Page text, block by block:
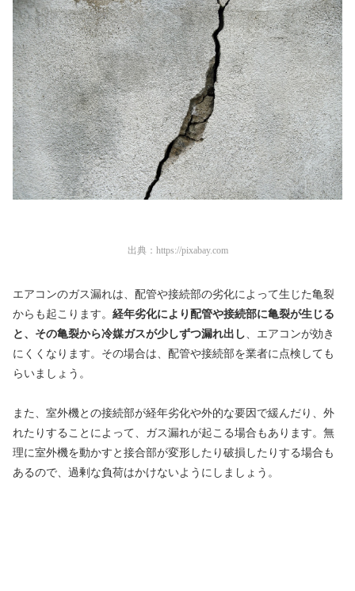
出典： https://pixabay.com
エアコンのガス漏れは、配管や接続部の劣化によって生じた亀裂
からも起こります。 経年劣化により配管や接続部に亀裂が生じる
と、その亀裂から冷媒ガスが少しずつ漏れ出し、エアコンが効き
にくくなります。その場合は、配管や接続部を業者に点検しても
らいましょう。
また、室外機との接続部が経年劣化や外的な要因で緩んだり、外
れたりすることによって、ガス漏れが起こる場合もあります。無
理に室外機を動かすと接合部が変形したり破損したりする場合も
あるので、過剰な負荷はかけないようにしましょう。